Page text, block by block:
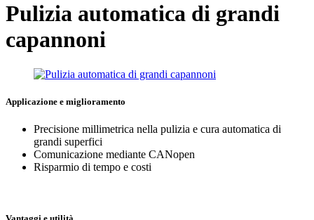
Pulizia automatica di grandi
capannoni
Applicazione e miglioramento
Precisione millimetrica nella pulizia e cura automatica di
grandi superfici
Comunicazione mediante CANopen
Risparmio di tempo e costi